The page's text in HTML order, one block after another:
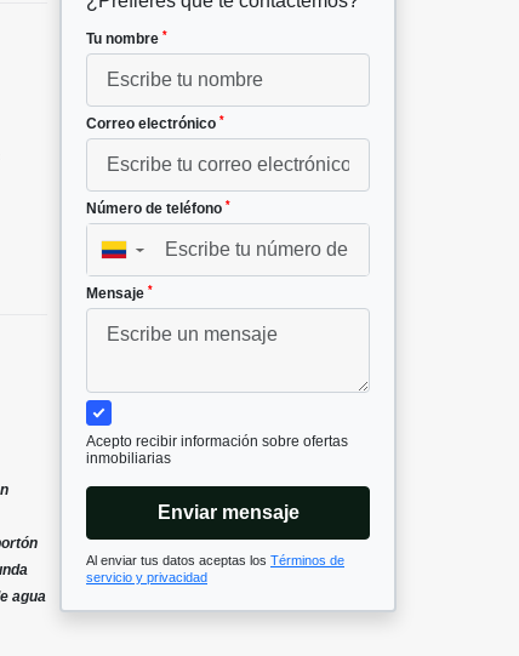
agua
Tu nombre *
Correo electrónico *
Número de teléfono *
▼
Mensaje *
Acepto recibir información sobre ofertas
inmobiliarias
Enviar mensaje
Al enviar tus datos aceptas los Términos de
servicio y privacidad